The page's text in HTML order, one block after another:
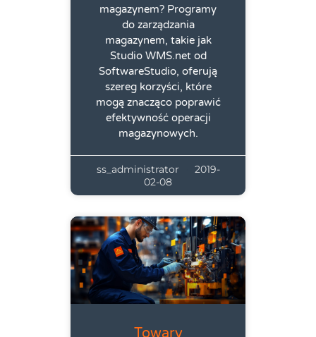
magazynem? Programy
do zarządzania
magazynem, takie jak
Studio WMS.net od
SoftwareStudio, oferują
szereg korzyści, które
mogą znacząco poprawić
efektywność operacji
magazynowych.
ss_administrator
2019-
02-08